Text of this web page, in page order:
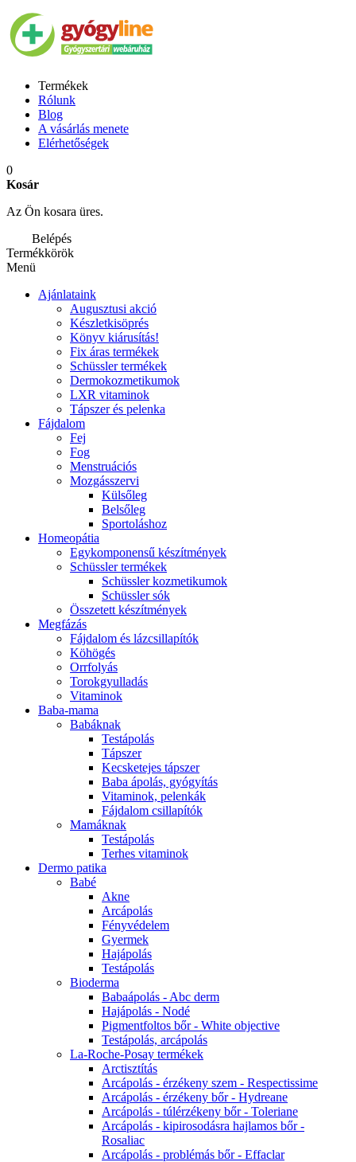
Termékek
Rólunk
Blog
A vásárlás menete
Elérhetőségek
0
Kosár
Az Ön kosara üres.
Belépés
Termékkörök
Menü
Ajánlataink
Augusztusi akció
Készletkisöprés
Könyv kiárusítás!
Fix áras termékek
Schüssler termékek
Dermokozmetikumok
LXR vitaminok
Tápszer és pelenka
Fájdalom
Fej
Fog
Menstruációs
Mozgásszervi
Külsőleg
Belsőleg
Sportoláshoz
Homeopátia
Egykomponensű készítmények
Schüssler termékek
Schüssler kozmetikumok
Schüssler sók
Összetett készítmények
Megfázás
Fájdalom és lázcsillapítók
Köhögés
Orrfolyás
Torokgyulladás
Vitaminok
Baba-mama
Babáknak
Testápolás
Tápszer
Kecsketejes tápszer
Baba ápolás, gyógyítás
Vitaminok, pelenkák
Fájdalom csillapítók
Mamáknak
Testápolás
Terhes vitaminok
Dermo patika
Babé
Akne
Arcápolás
Fényvédelem
Gyermek
Hajápolás
Testápolás
Bioderma
Babaápolás - Abc derm
Hajápolás - Nodé
Pigmentfoltos bőr - White objective
Testápolás, arcápolás
La-Roche-Posay termékek
Arctisztítás
Arcápolás - érzékeny szem - Respectissime
Arcápolás - érzékeny bőr - Hydreane
Arcápolás - túlérzékeny bőr - Toleriane
Arcápolás - kipirosodásra hajlamos bőr -
Rosaliac
Arcápolás - problémás bőr - Effaclar